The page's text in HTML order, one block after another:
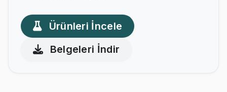
Ürünleri İncele
Belgeleri İndir